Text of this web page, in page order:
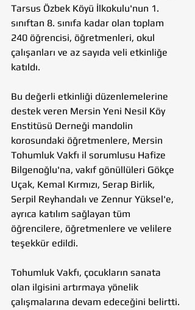
Tarsus Özbek Köyü İlkokulu'nun 1.
sınıftan 8. sınıfa kadar olan toplam
240 öğrencisi, öğretmenleri, okul
çalışanları ve az sayıda veli etkinliğe
katıldı.
Bu değerli etkinliği düzenlemelerine
destek veren Mersin Yeni Nesil Köy
Enstitüsü Derneği mandolin
korosundaki öğretmenlere, Mersin
Tohumluk Vakfı il sorumlusu Hafize
Bilgenoğlu'na, vakıf gönüllüleri Gökçe
Uçak, Kemal Kırmızı, Serap Birlik,
Serpil Reyhandalı ve Zennur Yüksel'e,
ayrıca katılım sağlayan tüm
öğrencilere, öğretmenlere ve velilere
teşekkür edildi.
Tohumluk Vakfı, çocukların sanata
olan ilgisini artırmaya yönelik
çalışmalarına devam edeceğini belirtti.